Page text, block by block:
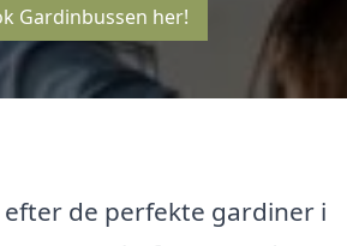
Gardinbussen her!
efter de perfekte gardiner i